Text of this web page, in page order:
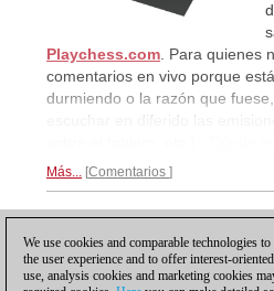
Playchess.com. Para quienes
comentarios en vivo porque
durmiendo o la razón que
escuchar en diferido las
Más... Comentarios
We use cookies and comparable technologies
the user experience and to offer interest-
use, analysis cookies and marketing cookies